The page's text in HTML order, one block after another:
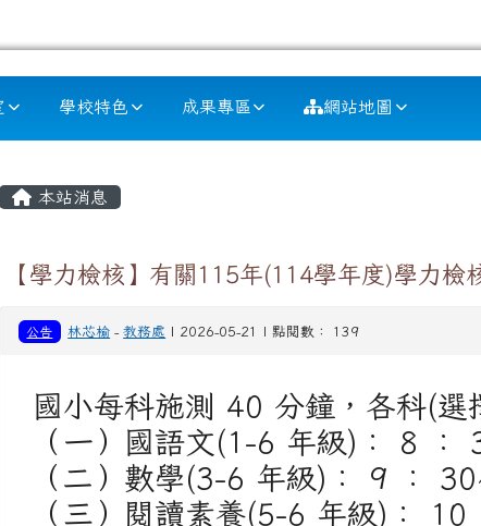
學校特色 成果專區 網站地圖
主內容區域
本站消息
【學力檢核】有關115年(114學年度)學力檢
公告 林芯榆 -教務處 | 2026-05-21 | 點閱數： 139
國小每科施測 40 分鐘，各科(選
（一）國語文(1-6 年級)： 8 ：
（二）數學(3-6 年級)： 9 ：
（三）閱讀素養(5-6 年級)：